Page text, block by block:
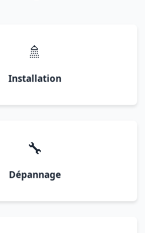
🚿
Installation
🔧
Dépannage